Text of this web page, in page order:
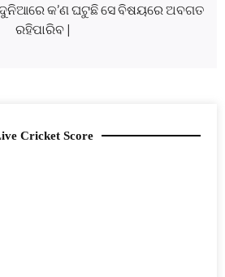
କ’ଣ ଘଟୁଛି ସେ ବିଷୟରେ ଅବଗତ
ରହିପାରିବ |
Cricket Score